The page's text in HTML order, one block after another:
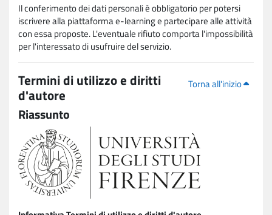
Il conferimento dei dati personali è obbligatorio per potersi
iscrivere alla piattaforma e-learning e partecipare alle attività
con essa proposte. L'eventuale rifiuto comporta l'impossibilità
per l'interessato di usufruire del servizio.
Torna all'inizio
Termini di utilizzo e diritti
d'autore
Riassunto